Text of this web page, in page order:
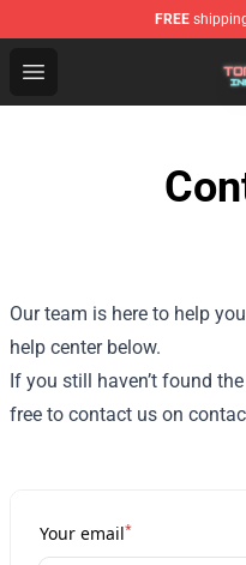
FREE
Open menu
TommyInnit Store -
Our team is here to help
help center below.
If you still haven’t found
free to contact us on